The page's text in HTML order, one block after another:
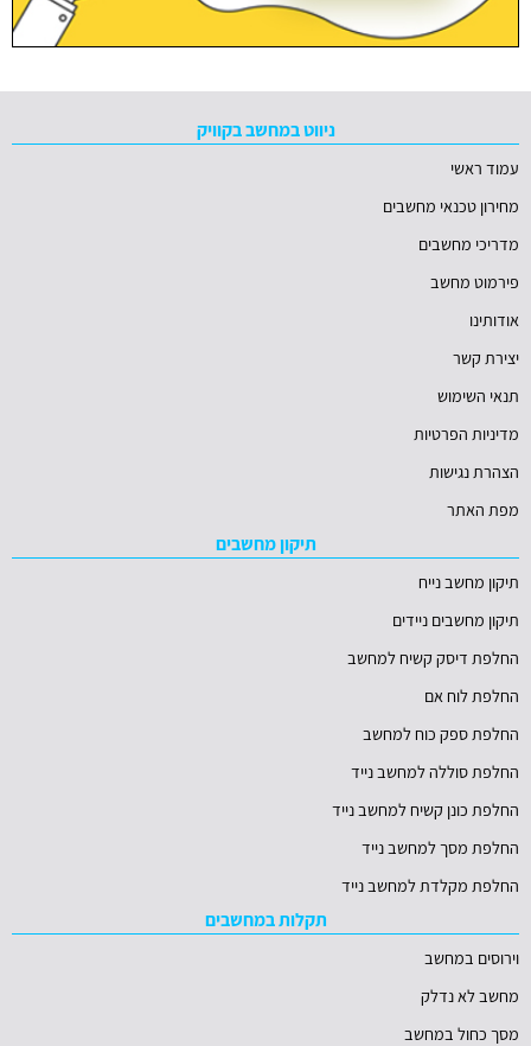
ניווט במחשב בקוויק
עמוד ראשי
מחירון טכנאי מחשבים
מדריכי מחשבים
פירמוט מחשב
אודותינו
יצירת קשר
תנאי השימוש
מדיניות הפרטיות
הצהרת נגישות
מפת האתר
תיקון מחשבים
תיקון מחשב נייח
תיקון מחשבים ניידים
החלפת דיסק קשיח למחשב
החלפת לוח אם
החלפת ספק כוח למחשב
החלפת סוללה למחשב נייד
החלפת כונן קשיח למחשב נייד
החלפת מסך למחשב נייד
החלפת מקלדת למחשב נייד
תקלות במחשבים
וירוסים במחשב
מחשב לא נדלק
מסך כחול במחשב